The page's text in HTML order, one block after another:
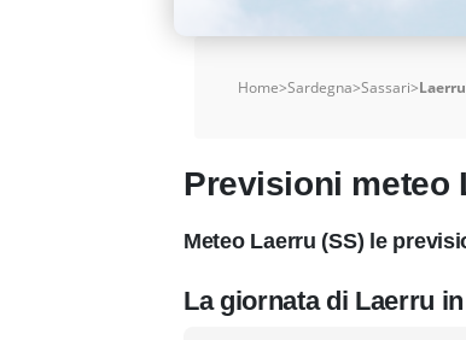
Home>Sardegna>Sassari>Laerru
Previsioni meteo
Meteo Laerru (SS) le
La giornata di Laerru